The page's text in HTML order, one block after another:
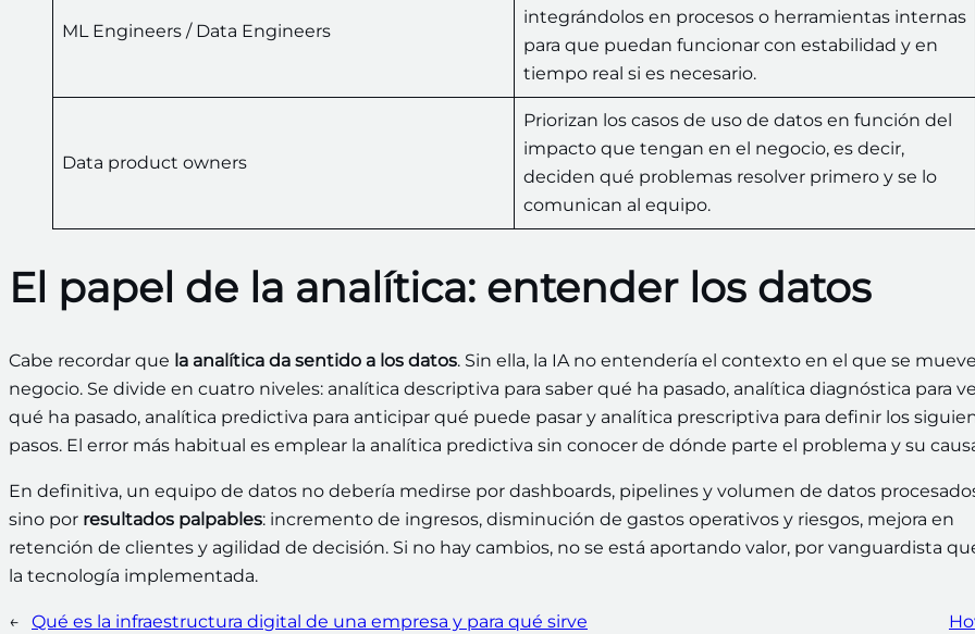
ML Engineers / Data Engineers
integrándolos en procesos o herramientas internas
para que puedan funcionar con estabilidad y en
tiempo real si es necesario.
Data product owners
Priorizan los casos de uso de datos en función del
impacto que tengan en el negocio, es decir,
deciden qué problemas resolver primero y se lo
comunican al equipo.
El papel de la analítica: entender los datos
Cabe recordar que la analítica da sentido a los datos. Sin ella, la IA no entendería el contexto en el que se
negocio. Se divide en cuatro niveles: analítica descriptiva para saber qué ha pasado, analítica diagnóstica para
qué ha pasado, analítica predictiva para anticipar qué puede pasar y analítica prescriptiva para definir los
pasos. El error más habitual es emplear la analítica predictiva sin conocer de dónde parte el problema y su
En definitiva, un equipo de datos no debería medirse por dashboards, pipelines y volumen de datos
sino por resultados palpables: incremento de ingresos, disminución de gastos operativos y riesgos, mejora en
retención de clientes y agilidad de decisión. Si no hay cambios, no se está aportando valor, por vanguardista
la tecnología implementada.
← Qué es la infraestructura digital de una empresa y para qué sirve